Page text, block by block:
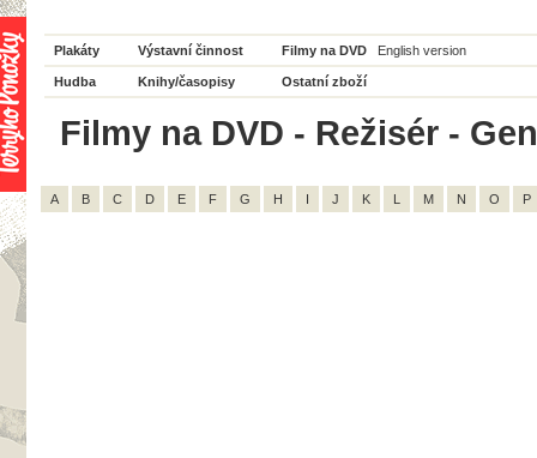
Plakáty Výstavní činnost Filmy na DVD English version
Hudba Knihy/časopisy Ostatní zboží
Filmy na DVD - Režisér -
A B C D E F G H I J K L M N O P